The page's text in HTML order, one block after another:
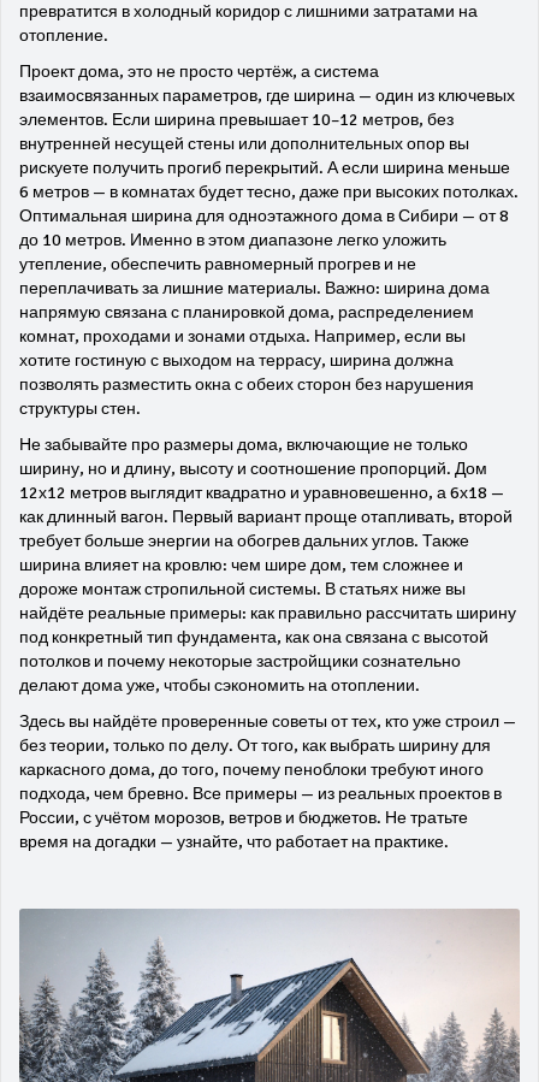
превратится в холодный коридор с лишними затратами на
отопление.
Проект дома, это не просто чертёж, а система
взаимосвязанных параметров, где ширина — один из ключевых
элементов. Если ширина превышает 10–12 метров, без
внутренней несущей стены или дополнительных опор вы
рискуете получить прогиб перекрытий. А если ширина меньше
6 метров — в комнатах будет тесно, даже при высоких потолках.
Оптимальная ширина для одноэтажного дома в Сибири — от 8
до 10 метров. Именно в этом диапазоне легко уложить
утепление, обеспечить равномерный прогрев и не
переплачивать за лишние материалы. Важно: ширина дома
напрямую связана с планировкой дома, распределением
комнат, проходами и зонами отдыха. Например, если вы
хотите гостиную с выходом на террасу, ширина должна
позволять разместить окна с обеих сторон без нарушения
структуры стен.
Не забывайте про размеры дома, включающие не только
ширину, но и длину, высоту и соотношение пропорций. Дом
12х12 метров выглядит квадратно и уравновешенно, а 6х18 —
как длинный вагон. Первый вариант проще отапливать, второй
требует больше энергии на обогрев дальних углов. Также
ширина влияет на кровлю: чем шире дом, тем сложнее и
дороже монтаж стропильной системы. В статьях ниже вы
найдёте реальные примеры: как правильно рассчитать ширину
под конкретный тип фундамента, как она связана с высотой
потолков и почему некоторые застройщики сознательно
делают дома уже, чтобы сэкономить на отоплении.
Здесь вы найдёте проверенные советы от тех, кто уже строил —
без теории, только по делу. От того, как выбрать ширину для
каркасного дома, до того, почему пеноблоки требуют иного
подхода, чем бревно. Все примеры — из реальных проектов в
России, с учётом морозов, ветров и бюджетов. Не тратьте
время на догадки — узнайте, что работает на практике.